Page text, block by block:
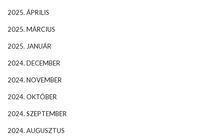
2025. ÁPRILIS
2025. MÁRCIUS
2025. JANUÁR
2024. DECEMBER
2024. NOVEMBER
2024. OKTÓBER
2024. SZEPTEMBER
2024. AUGUSZTUS